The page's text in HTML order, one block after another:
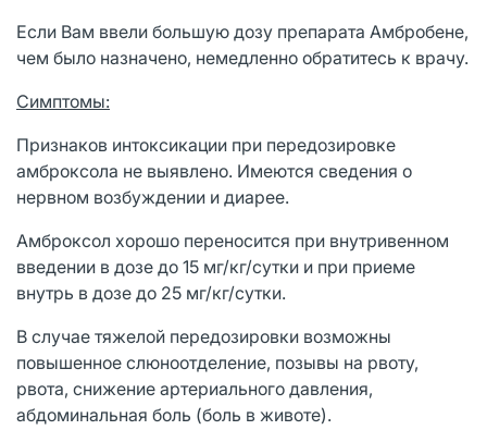
Если Вам ввели большую дозу препарата Амбробене,
чем было назначено, немедленно обратитесь к врачу.
Симптомы:
Признаков интоксикации при передозировке
амброксола не выявлено. Имеются сведения о
нервном возбуждении и диарее.
Амброксол хорошо переносится при внутривенном
введении в дозе до 15 мг/кг/сутки и при приеме
внутрь в дозе до 25 мг/кг/сутки.
В случае тяжелой передозировки возможны
повышенное слюноотделение, позывы на рвоту,
рвота, снижение артериального давления,
абдоминальная боль (боль в животе).